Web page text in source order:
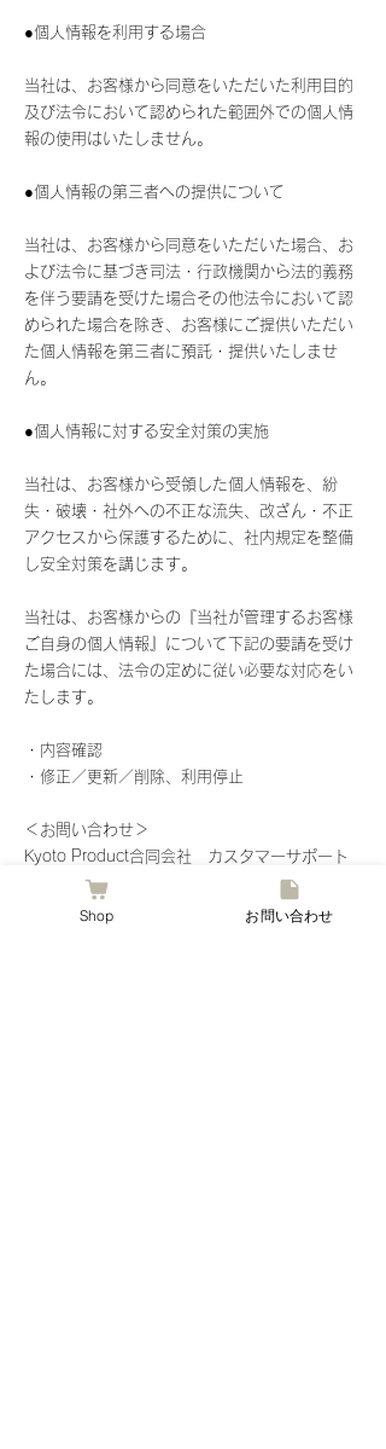
●個人情報を利用する場合
当社は、お客様から同意をいただいた利用目的
及び法令において認められた範囲外での個人情
報の使用はいたしません。
●個人情報の第三者への提供について
当社は、お客様から同意をいただいた場合、お
よび法令に基づき司法・行政機関から法的義務
を伴う要請を受けた場合その他法令において認
められた場合を除き、お客様にご提供いただい
た個人情報を第三者に預託・提供いたしませ
ん。
●個人情報に対する安全対策の実施
当社は、お客様から受領した個人情報を、紛
失・破壊・社外への不正な流失、改ざん・不正
アクセスから保護するために、社内規定を整備
し安全対策を講じます。
当社は、お客様からの『当社が管理するお客様
ご自身の個人情報』について下記の要請を受け
た場合には、法令の定めに従い必要な対応をい
たします。
・内容確認
・修正／更新／削除、利用停止
＜お問い合わせ＞
Kyoto Product合同会社 カスタマーサポート
3営業日以内に返信させていただきます。
Shop お問い合わせ